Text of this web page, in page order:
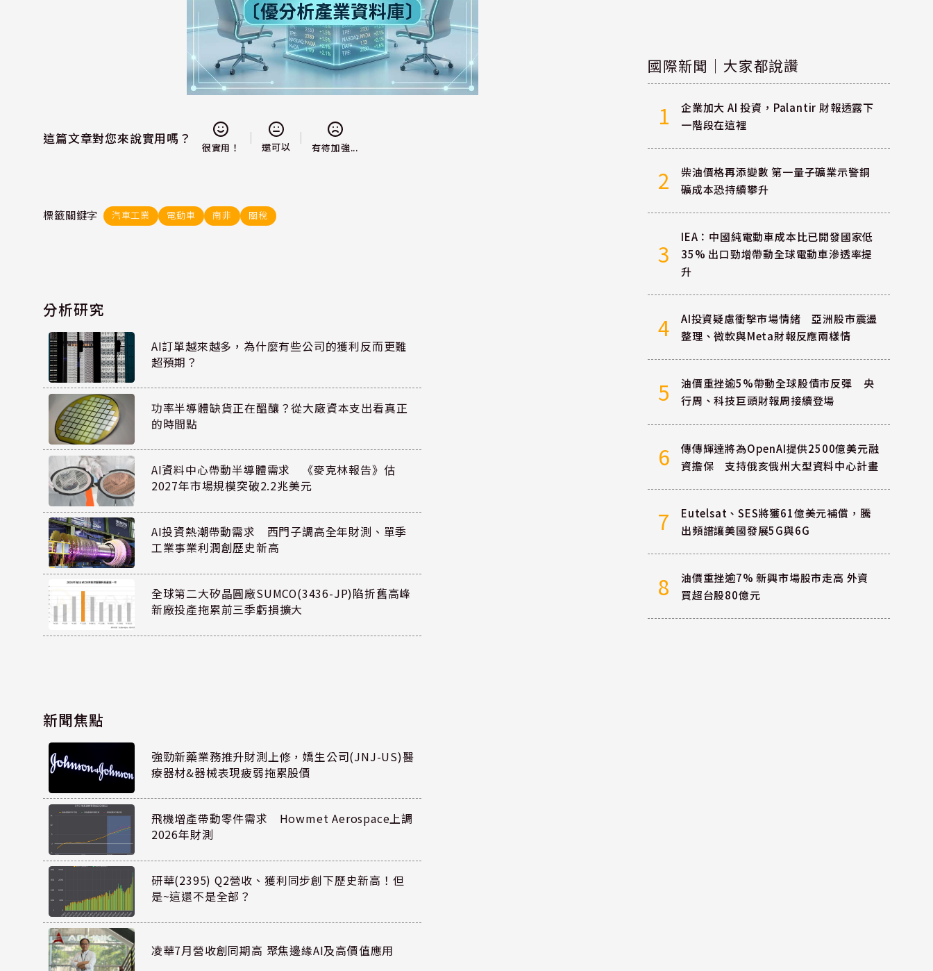
這篇文章對您來說實用嗎？
很實用！ 還可以 有待加強...
標籤關鍵字 汽車工業 電動車 南非 關稅
分析研究
AI訂單越來越多，為什麼有些公司的獲利反而更難
超預期？
功率半導體缺貨正在醞釀？從大廠資本支出看真正
的時間點
AI資料中心帶動半導體需求 《麥克林報告》估
2027年市場規模突破2.2兆美元
AI投資熱潮帶動需求 西門子調高全年財測、單季
工業事業利潤創歷史新高
全球第二大矽晶圓廠SUMCO(3436-JP)陷折舊高峰
新廠投產拖累前三季虧損擴大
新聞焦點
強勁新藥業務推升財測上修，嬌生公司(JNJ-US)醫
療器材&器械表現疲弱拖累股價
飛機增產帶動零件需求 Howmet Aerospace上調
2026年財測
研華(2395) Q2營收、獲利同步創下歷史新高！但
是~這還不是全部？
凌華7月營收創同期高 聚焦邊緣AI及高價值應用
國際新聞｜大家都說讚
1
企業加大 AI 投資，Palantir 財報透露下
一階段在這裡
2
柴油價格再添變數 第一量子礦業示警銅
礦成本恐持續攀升
3
IEA：中國純電動車成本比已開發國家低
35% 出口勁增帶動全球電動車滲透率提
升
4
AI投資疑慮衝擊市場情緒 亞洲股市震盪
整理、微軟與Meta財報反應兩樣情
5
油價重挫逾5%帶動全球股債市反彈 央
行周、科技巨頭財報周接續登場
6
傳傳輝達將為OpenAI提供2500億美元融
資擔保 支持俄亥俄州大型資料中心計畫
7
Eutelsat、SES將獲61億美元補償，騰
出頻譜讓美國發展5G與6G
8
油價重挫逾7% 新興市場股市走高 外資
買超台股80億元